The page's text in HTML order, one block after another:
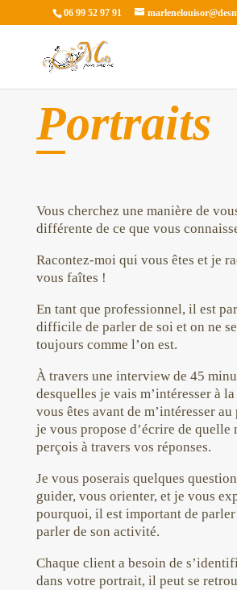
06 99 52 97 91
Portraits
Vous cherchez une manière de
différente de ce que vous
Racontez-moi qui vous êtes et je
vous faîtes !
En tant que professionnel, il est
difficile de parler de soi et on ne
toujours comme l’on est.
À travers une interview de 45
desquelles je vais m’intéresser à
vous êtes avant de m’intéresser
je vous propose d’écrire de quelle
perçois à travers vos réponses.
Je vous poserais quelques
guider, vous orienter, et je vous
pourquoi, il est important de
parler de son activité.
Chaque client a besoin de
dans votre portrait, il peut se